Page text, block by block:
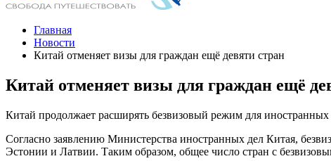
Главная
Новости
Китай отменяет визы для граждан ещё девяти стран
Китай отменяет визы для граждан ещё
Китай продолжает расширять безвизовый режим для
Согласно заявлению Министерства иностранных дел Китая,
Эстонии и Латвии. Таким образом, общее число стран с